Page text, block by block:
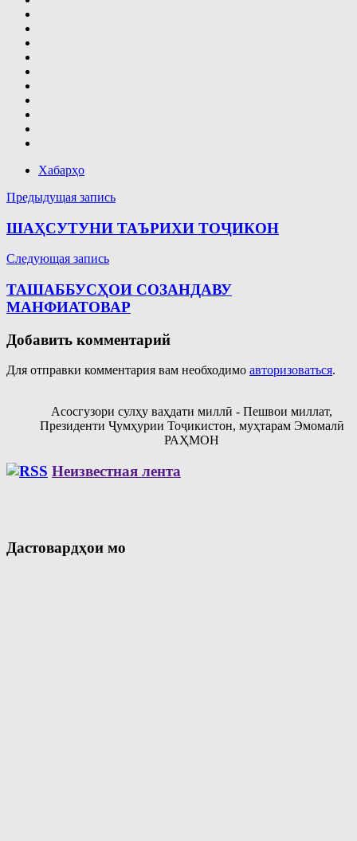
Хабарҳо
Навигация
по
записям
Предыдущая запись
ШАҲСУТУНИ ТАЪРИХИ ТОҶИКОН
Следующая запись
ТАШАББУСҲОИ СОЗАНДАВУ
МАНФИАТОВАР
Добавить комментарий
Для отправки комментария вам необходимо авторизоваться.
Асосгузори сулҳу ваҳдати миллӣ - Пешвои миллат,
Президенти Ҷумҳурии Тоҷикистон, муҳтарам Эмомалӣ
РАҲМОН
Неизвестная лента
Дастовардҳои мо